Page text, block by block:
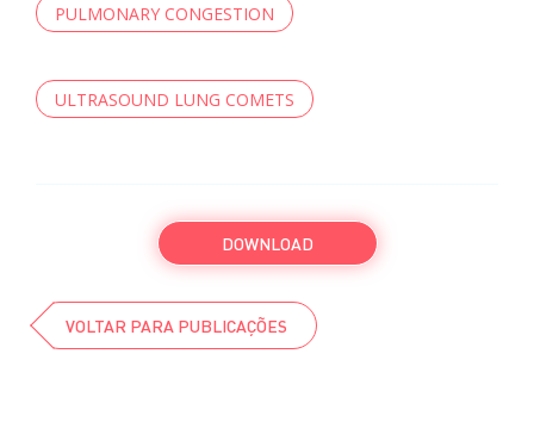
PULMONARY CONGESTION
ULTRASOUND LUNG COMETS
DOWNLOAD
VOLTAR PARA PUBLICAÇÕES